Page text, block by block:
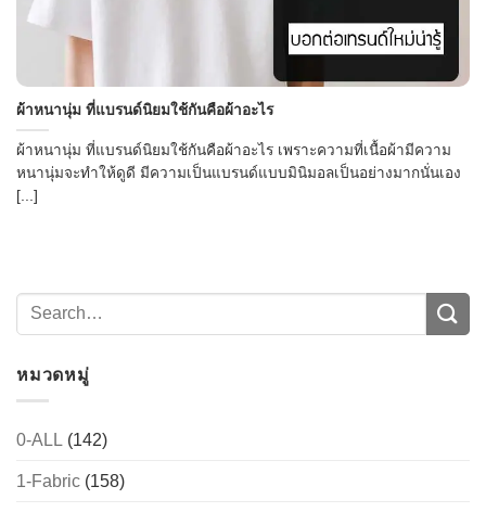
ผ้าหนานุ่ม ที่แบรนด์นิยมใช้กันคือผ้าอะไร
ผ้าหนานุ่ม ที่แบรนด์นิยมใช้กันคือผ้าอะไร เพราะความที่เนื้อผ้ามีความ
หนานุ่มจะทำให้ดูดี มีความเป็นแบรนด์แบบมินิมอลเป็นอย่างมากนั่นเอง
[...]
หมวดหมู่
0-ALL (142)
1-Fabric (158)